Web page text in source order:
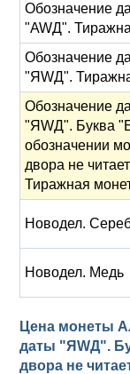
Обозначение
"AWД".
Обозначение
"ЯWД".
Обозначение
"ЯWД". Буква
обозначении
двора не
Тиражная
Новодел.
Новодел. Медь
Цена монеты
даты "ЯWД".
двора не